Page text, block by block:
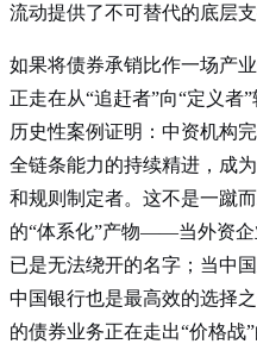
流动提供了不可替代的底层支
如果将债券承销比作一场产
正走在从“追赶者”向“定义者
历史性案例证明：中资机构
全链条能力的持续精进，成
和规则制定者。这不是一蹴
的“体系化”产物——当外资
已是无法绕开的名字；当中
中国银行也是最高效的选择
的债券业务正在走出“价格战